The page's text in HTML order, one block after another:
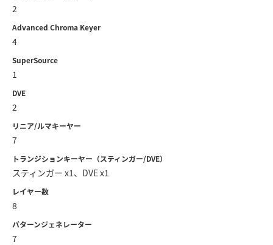
2
Advanced Chroma Keyer
4
SuperSource
1
DVE
2
リニア/ルマキーヤー
7
トランジションキーヤー（スティンガー/DVE）
スティンガー x1、DVE x1
レイヤー数
8
パターンジェネレーター
7